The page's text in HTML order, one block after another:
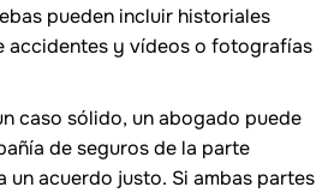
pueden incluir historiales
accidentes y vídeos o fotografías
caso sólido, un abogado puede
de seguros de la parte
un acuerdo justo. Si ambas partes